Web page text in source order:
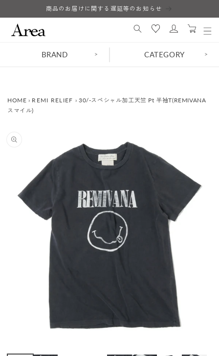
進む
商品のお届けに関する遅延等のお知らせ
ロ
イ
カ
ー
BRAND > CATEGORY >
HOME › REMI RELIEF › 30/-スペシャル加工天竺 Pt 半袖T(REMIVANA
スマイル)